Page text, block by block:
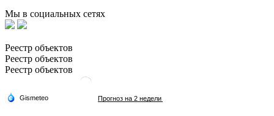
Мы в социальных сетях
Реестр объектов
Реестр объектов
Реестр объектов